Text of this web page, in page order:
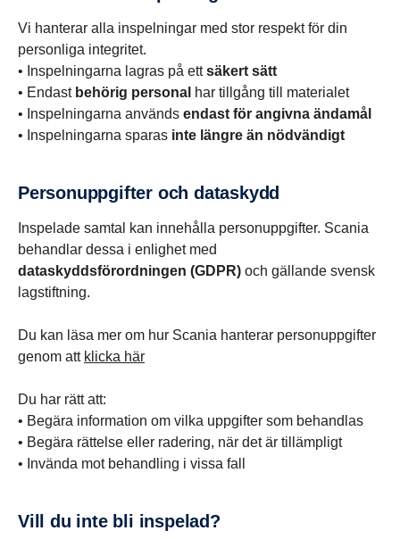
Vi hanterar alla inspelningar med stor respekt för din
personliga integritet.
• Inspelningarna lagras på ettsäkert sätt
• Endast behörig personal har tillgång till materialet
• Inspelningarna används endast för angivna ändamål
• Inspelningarna sparas inte längre än nödvändigt
Person­upp­gifter och dataskydd
Inspelade samtal kan innehålla personuppgifter. Scania
behandlar dessa i enlighet med
dataskyddsförordningen (GDPR) och gällande svensk
lagstiftning.
Du kan läsa mer om hur Scania hanterar personuppgifter
genom att klicka här
Du har rätt att:
• Begära information om vilka uppgifter som behandlas
• Begära rättelse eller radering, när det är tillämpligt
• Invända mot behandling i vissa fall
Vill du inte bli inspelad?